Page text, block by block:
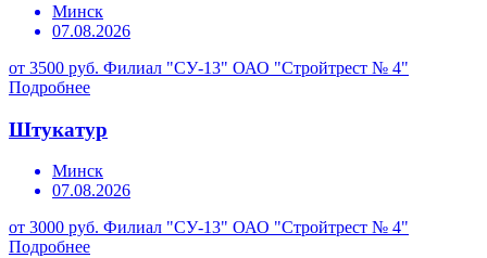
Минск
07.08.2026
от 3500 руб. Филиал "СУ-13" ОАО "Стройтрест № 4"
Подробнее
Штукатур
Минск
07.08.2026
от 3000 руб. Филиал "СУ-13" ОАО "Стройтрест № 4"
Подробнее